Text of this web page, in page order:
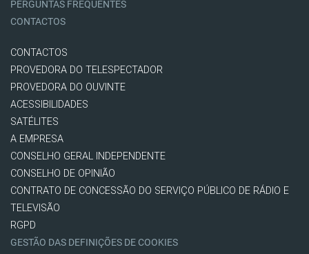
PERGUNTAS FREQUENTES
CONTACTOS
CONTACTOS
PROVEDORA DO TELESPECTADOR
PROVEDORA DO OUVINTE
ACESSIBILIDADES
SATÉLITES
A EMPRESA
CONSELHO GERAL INDEPENDENTE
CONSELHO DE OPINIÃO
CONTRATO DE CONCESSÃO DO SERVIÇO PÚBLICO DE RÁDIO E
TELEVISÃO
RGPD
GESTÃO DAS DEFINIÇÕES DE COOKIES